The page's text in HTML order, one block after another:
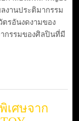
งานประติมากรรม
รอันงดงามของ
กรรมของศิลปินที่มี
เศษจาก